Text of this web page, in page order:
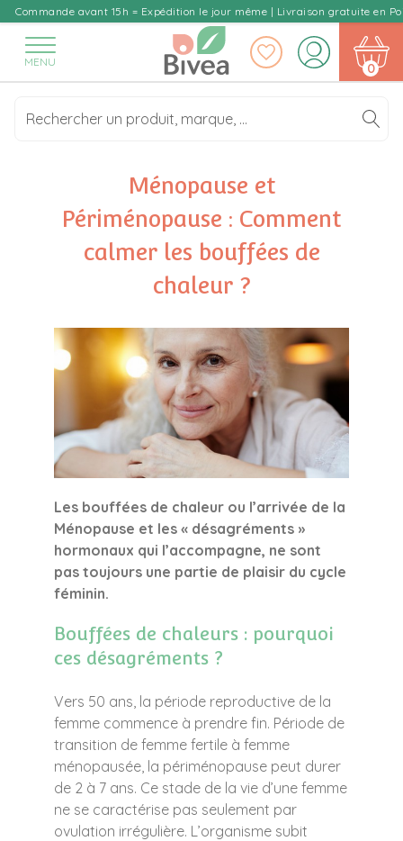
Skip
content
Commande avant 15h = Expédition le jour même | Livraison gratuite en
MENU 0
Ménopause et
Périménopause : Comment
calmer les bouffées de
chaleur ?
Les bouffées de chaleur ou l’arrivée de la
Ménopause et les « désagréments »
hormonaux qui l’accompagne, ne sont
pas toujours une partie de plaisir du cycle
féminin.
Bouffées de chaleurs : pourquoi
ces désagréments ?
Vers 50 ans, la période reproductive de la
femme commence à prendre fin. Période de
transition de femme fertile à femme
ménopausée, la périménopause peut durer
de 2 à 7 ans. Ce stade de la vie d’une femme
ne se caractérise pas seulement par
ovulation irrégulière. L’organisme subit